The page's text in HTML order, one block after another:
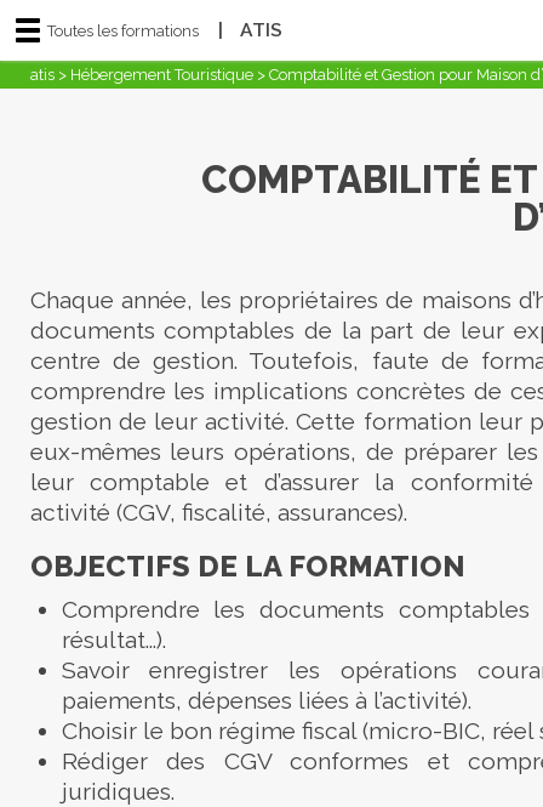
Toutes les formations | ATIS
atis> Hébergement Touristique > Comptabilité et Gestion pour Maison
COMPTABILITÉ
Chaque année, les propriétaires de maisons
documents comptables de la part de leur
centre de gestion. Toutefois, faute de
comprendre les implications concrètes de
gestion de leur activité. Cette formation leur
eux-mêmes leurs opérations, de préparer
leur comptable et d’assurer la
activité (CGV, fiscalité, assurances).
OBJECTIFS DE LA FORMATION
Comprendre les documents
résultat…).
Savoir enregistrer les opérations
paiements, dépenses liées à l’activité).
Choisir le bon régime fiscal (micro-BIC, réel
Rédiger des CGV conformes et
juridiques.